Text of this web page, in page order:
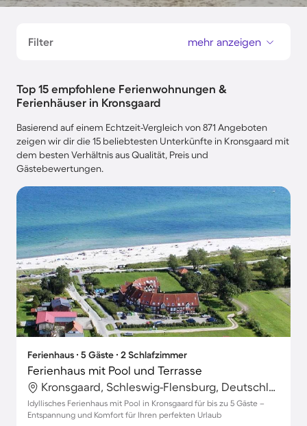
Filter mehr anzeigen
Top 15 empfohlene Ferienwohnungen &
Ferienhäuser in Kronsgaard
Basierend auf einem Echtzeit-Vergleich von 871 Angeboten
zeigen wir dir die 15 beliebtesten Unterkünfte in Kronsgaard mit
dem besten Verhältnis aus Qualität, Preis und
Gästebewertungen.
Ferienhaus ∙ 5 Gäste ∙ 2 Schlafzimmer
Ferienhaus mit Pool und Terrasse
Kronsgaard, Schleswig-Flensburg, Deutschland
Idyllisches Ferienhaus mit Pool in Kronsgaard für bis zu 5 Gäste –
Entspannung und Komfort für Ihren perfekten Urlaub